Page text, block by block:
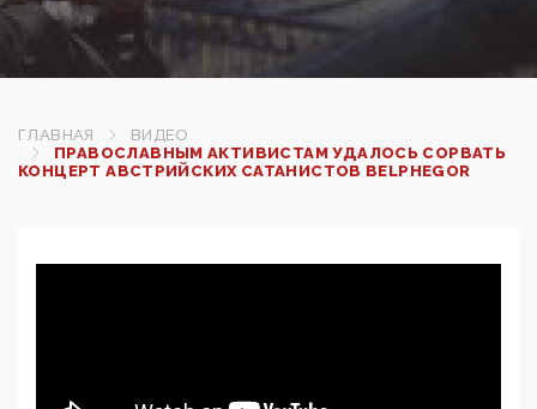
ГЛАВНАЯ
ВИДЕО
ПРАВОСЛАВНЫМ АКТИВИСТАМ УДАЛОСЬ СОРВАТЬ
КОНЦЕРТ АВСТРИЙСКИХ САТАНИСТОВ BELPHEGOR